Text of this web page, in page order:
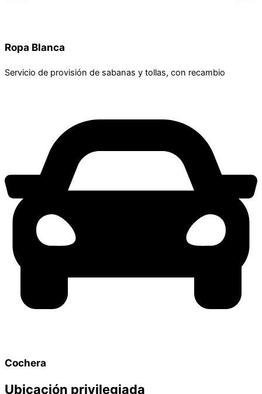
Ropa Blanca
Servicio de provisión de sabanas y tollas, con recambio
Cochera
Ubicación privilegiada